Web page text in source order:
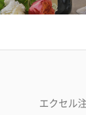
エクセル